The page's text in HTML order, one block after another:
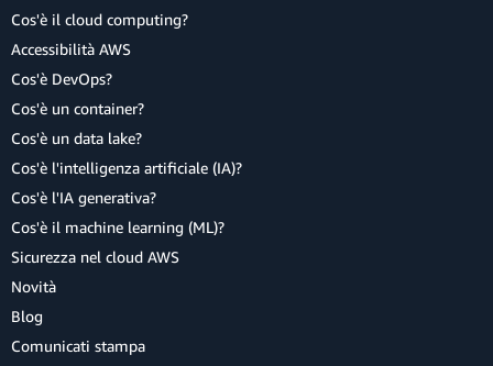
Cos'è il cloud computing?
Accessibilità AWS
Cos'è DevOps?
Cos'è un container?
Cos'è un data lake?
Cos'è l'intelligenza artificiale (IA)?
Cos'è l'IA generativa?
Cos'è il machine learning (ML)?
Sicurezza nel cloud AWS
Novità
Blog
Comunicati stampa